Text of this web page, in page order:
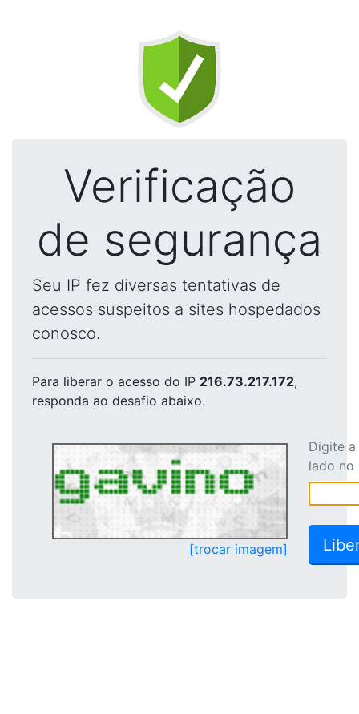
Verificação
de segurança
Seu IP fez diversas tentativas de
acessos suspeitos a sites hospedados
conosco.
Para liberar o acesso do IP 216.73.217.172,
responda ao desafio abaixo.
[trocar imagem]
Digite
lado no